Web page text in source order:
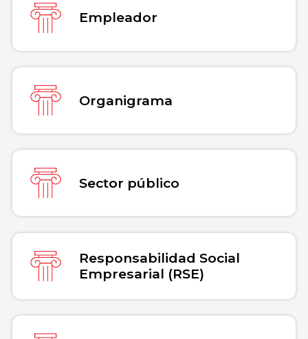
Empleador
Organigrama
Sector público
Responsabilidad Social
Empresarial (RSE)